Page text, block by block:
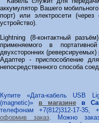
аккумулятор Вашего
порт) или электросети
устройство).
Lightning (8-контактный
применяемого в
двухсторонних (реверсируемых)
Адаптер - приспособление
непосредственного способа
Купите «Дата-кабель USB
(magnetic)» в магазине в
телефонам +7(812)312-17-35,
оформив заказ. Можно